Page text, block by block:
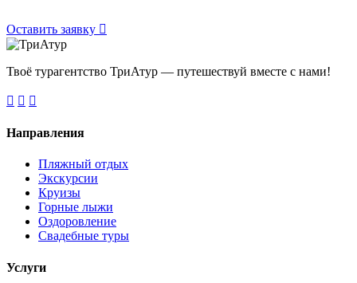
Оставить заявку
Твоё турагентство ТриАтур — путешествуй вместе с нами!
Направления
Пляжный отдых
Экскурсии
Круизы
Горные лыжи
Оздоровление
Свадебные туры
Услуги